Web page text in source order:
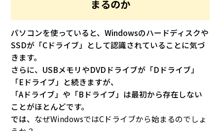
まるのか
パソコンを使っていると、Windowsのハードディスクや
SSDが「Cドライブ」として認識されていることに気づ
きます。
さらに、USBメモリやDVDドライブが「Dドライブ」
「Eドライブ」と続きますが、
「Aドライブ」や「Bドライブ」は最初から存在しない
ことがほとんどです。
では、 なぜWindowsではCドライブから始まるのでしょ